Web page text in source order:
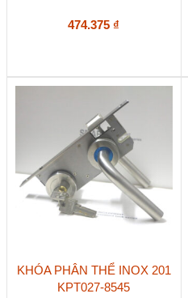
474.375 ₫
KHÓA PHÂN THỂ INOX 201
KPT027-8545